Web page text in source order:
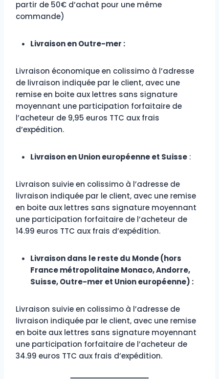
partir de 50€ d’achat pour une même
commande)
Livraison en Outre-mer :
Livraison économique en colissimo à l’adresse
de livraison indiquée par le client, avec une
remise en boite aux lettres sans signature
moyennant une participation forfaitaire de
l’acheteur de 9,95 euros TTC aux frais
d’expédition.
Livraison en Union européenne et Suisse :
Livraison suivie en colissimo à l’adresse de
livraison indiquée par le client, avec une remise
en boite aux lettres sans signature moyennant
une participation forfaitaire de l’acheteur de
14.99 euros TTC aux frais d’expédition.
Livraison dans le reste du Monde (hors
France métropolitaine Monaco, Andorre,
Suisse, Outre-mer et Union européenne) :
Livraison suivie en colissimo à l’adresse de
livraison indiquée par le client, avec une remise
en boite aux lettres sans signature moyennant
une participation forfaitaire de l’acheteur de
34.99 euros TTC aux frais d’expédition.